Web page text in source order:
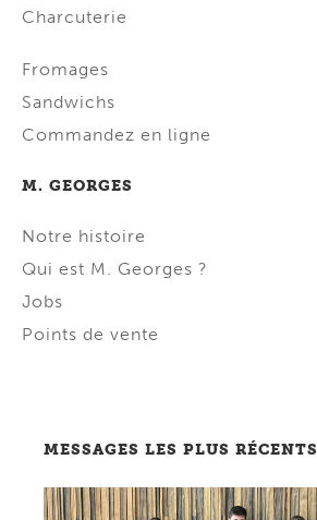
Charcuterie
Fromages
Sandwichs
Commandez en ligne
M. GEORGES
Notre histoire
Qui est M. Georges ?
Jobs
Points de vente
MESSAGES LES PLUS RÉCENTS